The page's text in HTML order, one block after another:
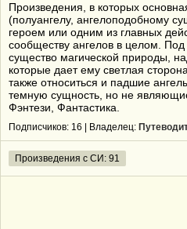
Произведения, в которых
(полуангелу, ангелоподобному
героем или одним из главных
сообществу ангелов в целом.
существо магической природы,
которые дает ему светлая
также относиться и падшие
темную сущность, но не
Фэнтези, Фантастика.
Подписчиков: 16 | Владелец:
Произведения с СИ: 91